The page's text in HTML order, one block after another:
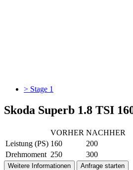
> Stage 1
Skoda Superb 1.8 TSI
VORHER NACHHER
Leistung (PS) 160
200
Drehmoment 250 300
Weitere Informationen Anfrage starten